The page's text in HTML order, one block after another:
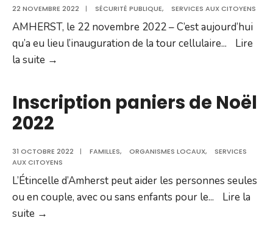
à
Vendée
22 NOVEMBRE 2022 | SÉCURITÉ PUBLIQUE, SERVICES AUX CITOYENS
AMHERST, le 22 novembre 2022 – C’est aujourd’hui
qu’a eu lieu l’inauguration de la tour cellulaire...
Lire
la suite →
à
Vendée
en
service
Inscription paniers de Noël
2022
31 OCTOBRE 2022 | FAMILLES, ORGANISMES LOCAUX,
SERVICES
AUX CITOYENS
L’Étincelle d’Amherst peut aider les personnes seules
ou en couple, avec ou sans enfants pour le...
Lire la
suite →